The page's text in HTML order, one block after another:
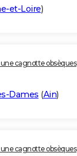
et-Loire)
cagnotte obsèques
Dames (Ain)
cagnotte obsèques